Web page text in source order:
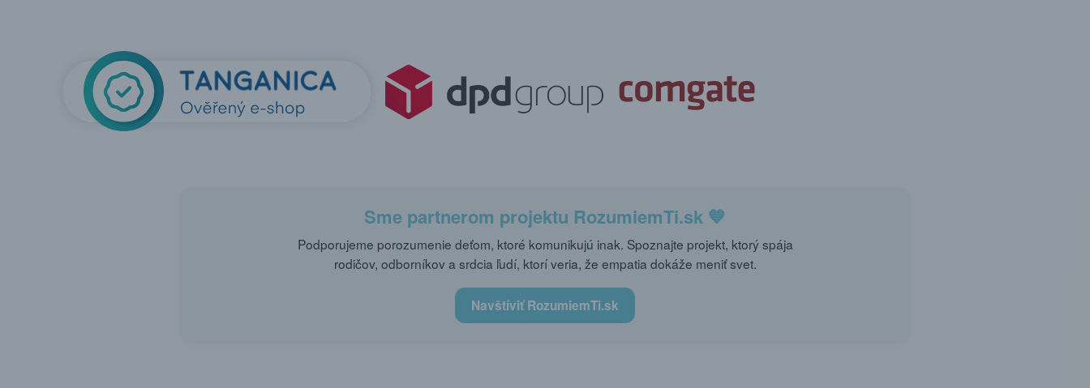
Sme partnerom projektu RozumiemTi.sk 💙
Podporujeme porozumenie deťom, ktoré komunikujú inak. Spoznajte projekt, ktorý spája
rodičov, odborníkov a srdcia ľudí, ktorí veria, že empatia dokáže meniť svet.
Navštíviť RozumiemTi.sk